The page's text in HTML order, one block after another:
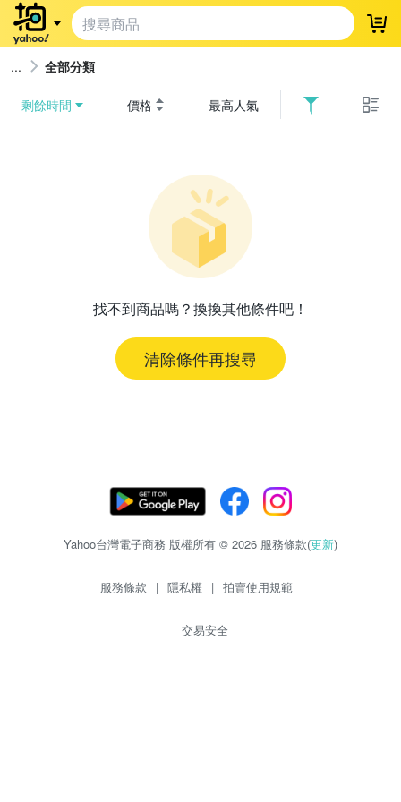
登
全部分類
剩餘時間 價格 最高人氣
找不到商品嗎？換換其他條件吧！
清除條件再搜尋
Yahoo台灣電子商務 版權所有 © 2026 服務條款(更新)
服務條款 | 隱私權 | 拍賣使用規範
交易安全